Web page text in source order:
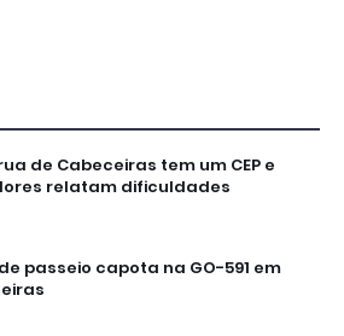
de Cabeceiras tem um CEP e
relatam dificuldades
passeio capota na GO-591 em